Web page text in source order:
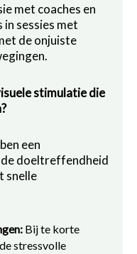
met coaches en
sessies met
de onjuiste
stimulatie die
een
doeltreffendheid
snelle
Bij te korte
stressvolle